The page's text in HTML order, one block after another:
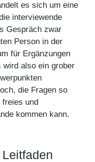
es sich um eine
interviewende
Gespräch zwar
Person in der
für Ergänzungen
wird also ein grober
die Fragen so
und
kommen kann.